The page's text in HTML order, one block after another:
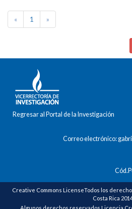
« 1 »
Regresar al Portal de la Investigación
Correo electrónico:
Creative Commons LicenseTodos los
Costa Rica